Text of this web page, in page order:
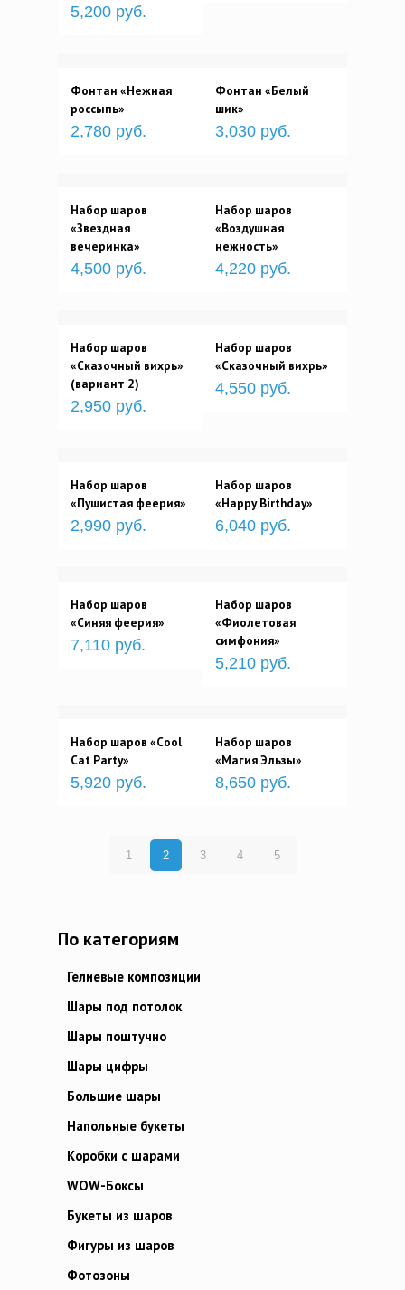
5,200 руб.
Фонтан «Нежная
россыпь»
2,780 руб.
Фонтан «Белый
шик»
3,030 руб.
Набор шаров
«Звездная
вечеринка»
4,500 руб.
Набор шаров
«Воздушная
нежность»
4,220 руб.
Набор шаров
«Сказочный вихрь»
(вариант 2)
2,950 руб.
Набор шаров
«Сказочный вихрь»
4,550 руб.
Набор шаров
«Пушистая феерия»
2,990 руб.
Набор шаров
«Happy Birthday»
6,040 руб.
Набор шаров
«Синяя феерия»
7,110 руб.
Набор шаров
«Фиолетовая
симфония»
5,210 руб.
Набор шаров «Cool
Cat Party»
5,920 руб.
Набор шаров
«Магия Эльзы»
8,650 руб.
1 2 3 4 5
По категориям
Гелиевые композиции
Шары под потолок
Шары поштучно
Шары цифры
Большие шары
Напольные букеты
Коробки с шарами
WOW-Боксы
Букеты из шаров
Фигуры из шаров
Фотозоны